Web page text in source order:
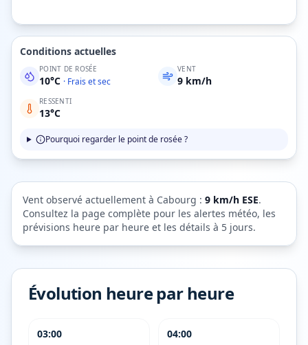
Conditions actuelles
POINT DE ROSÉE
10°C · Frais et sec
VENT
9 km/h
RESSENTI
13°C
Pourquoi regarder le point de rosée ?
Vent observé actuellement à Cabourg : 9 km/h ESE.
Consultez la page complète pour les alertes météo, les
prévisions heure par heure et les détails à 5 jours.
Évolution heure par heure
03:00 04:00